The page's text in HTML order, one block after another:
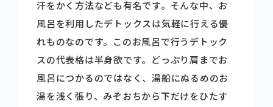
汗をかく方法なども有名です。そんな中、お
風呂を利用したデトックスは気軽に行える優
れものなのです。このお風呂で行うデトック
スの代表格は半身欲です。どっぷり肩までお
風呂につかるのではなく、湯船にぬるめのお
湯を浅く張り、みぞおちから下だけをひたす